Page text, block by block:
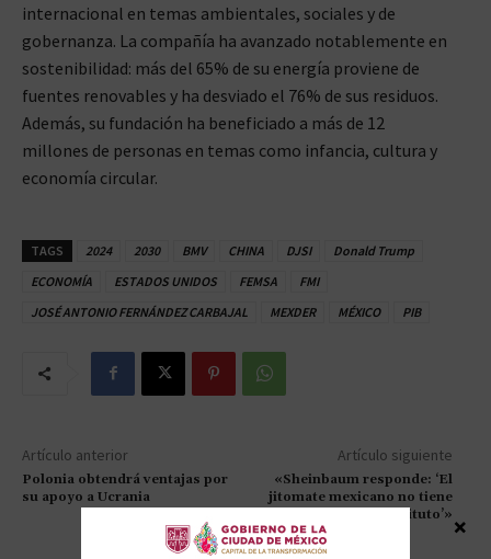
internacional en temas ambientales, sociales y de
gobernanza. La compañía ha avanzado notablemente en
sostenibilidad: más del 65% de su energía proviene de
fuentes renovables y ha desviado el 76% de sus residuos.
Además, su fundación ha beneficiado a más de 12
millones de personas en temas como infancia, cultura y
economía circular.
TAGS 2024 2030 BMV CHINA DJSI
Donald Trump
ECONOMÍA
ESTADOS UNIDOS FEMSA
FMI
JOSÉ ANTONIO FERNÁNDEZ CARBAJAL
MEXDER MÉXICO PIB
Artículo anterior
Polonia obtendrá ventajas por
su apoyo a Ucrania
Artículo siguiente
«Sheinbaum responde: ‘El
jitomate mexicano no tiene
sustituto’» ×